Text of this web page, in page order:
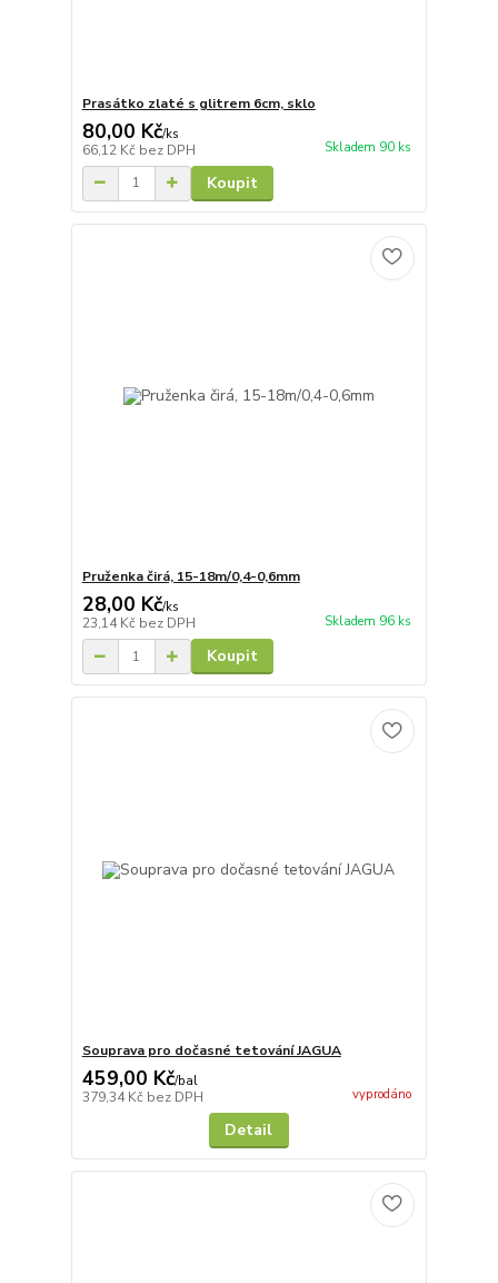
Prasátko zlaté s glitrem 6cm, sklo
80,00 Kč/ks
66,12 Kč bez DPH Skladem 90 ks
Koupit
Pruženka čirá, 15-18m/0,4-0,6mm
28,00 Kč/ks
23,14 Kč bez DPH Skladem 96 ks
Koupit
Souprava pro dočasné tetování JAGUA
459,00 Kč/bal
379,34 Kč bez DPH vyprodáno
Detail